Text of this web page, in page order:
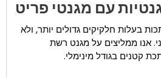
עם מגנטי פריט
בעלות חלקיקים גדולים יותר, ולא
אנו ממליצים על מגנט רשת
קטנים בגודל מינימלי.